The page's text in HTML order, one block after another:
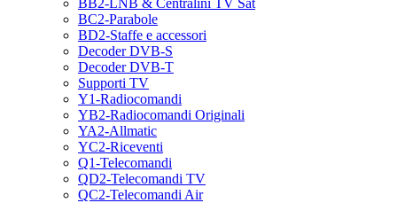
BB2-LNB & Centralini TV Sat
BC2-Parabole
BD2-Staffe e accessori
Decoder DVB-S
Decoder DVB-T
Supporti TV
Y1-Radiocomandi
YB2-Radiocomandi Originali
YA2-Allmatic
YC2-Riceventi
Q1-Telecomandi
QD2-Telecomandi TV
QC2-Telecomandi Air